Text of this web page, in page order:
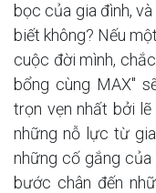
bọc của gia đình,
biết không? Nếu
cuộc đời mình,
bổng cùng MAX"
trọn vẹn nhất bởi
những nỗ lực từ
những cố gắng của
bước chân đến